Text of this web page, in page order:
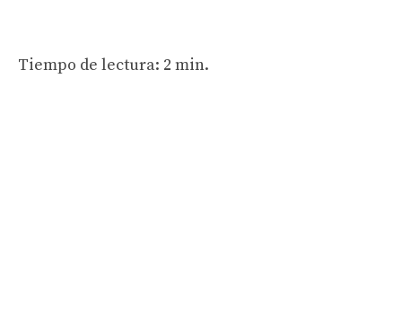
Tiempo de lectura: 2 min.